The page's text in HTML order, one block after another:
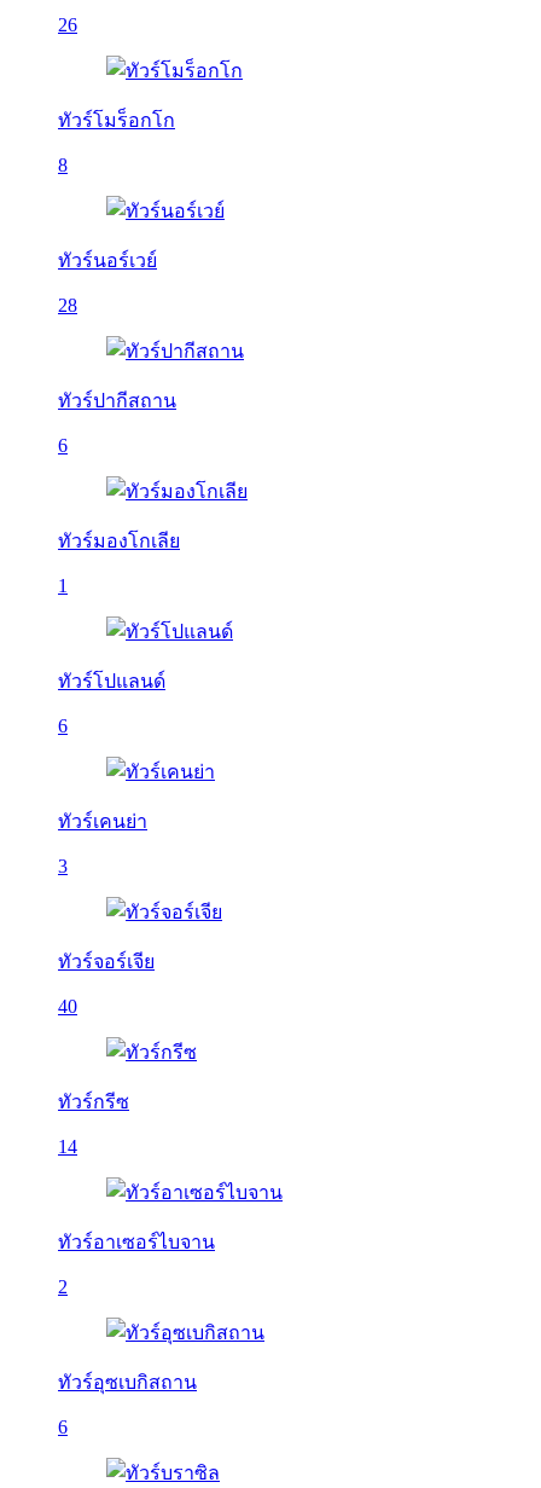
26
ทัวร์โมร็อกโก
8
ทัวร์นอร์เวย์
28
ทัวร์ปากีสถาน
6
ทัวร์มองโกเลีย
1
ทัวร์โปแลนด์
6
ทัวร์เคนย่า
3
ทัวร์จอร์เจีย
40
ทัวร์กรีซ
14
ทัวร์อาเซอร์ไบจาน
2
ทัวร์อุซเบกิสถาน
6